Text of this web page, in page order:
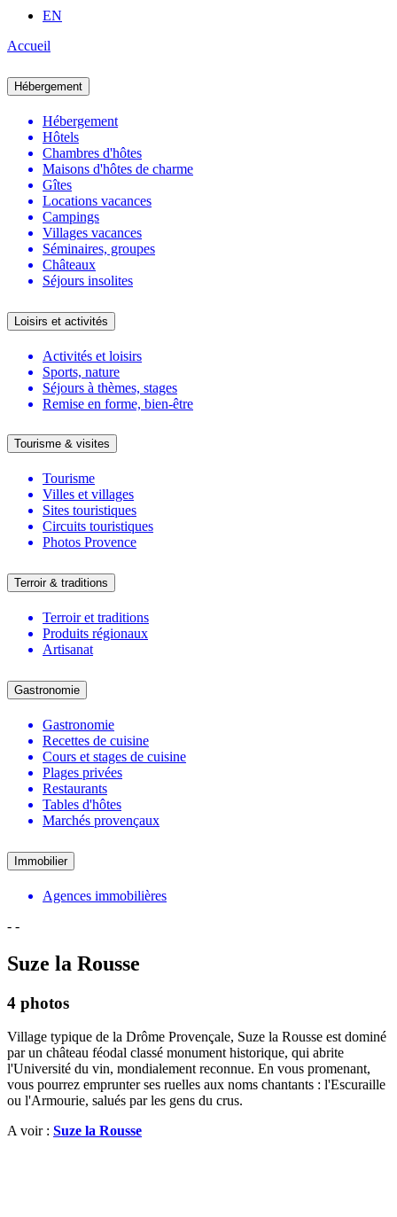
EN
Accueil
Hébergement
Hébergement
Hôtels
Chambres d'hôtes
Maisons d'hôtes de charme
Gîtes
Locations vacances
Campings
Villages vacances
Séminaires, groupes
Châteaux
Séjours insolites
Loisirs et activités
Activités et loisirs
Sports, nature
Séjours à thèmes, stages
Remise en forme, bien-être
Tourisme & visites
Tourisme
Villes et villages
Sites touristiques
Circuits touristiques
Photos Provence
Terroir & traditions
Terroir et traditions
Produits régionaux
Artisanat
Gastronomie
Gastronomie
Recettes de cuisine
Cours et stages de cuisine
Plages privées
Restaurants
Tables d'hôtes
Marchés provençaux
Immobilier
Agences immobilières
- -
Suze la Rousse
4 photos
Village typique de la Drôme Provençale, Suze la Rousse est dominé
par un château féodal classé monument historique, qui abrite
l'Université du vin, mondialement reconnue. En vous promenant,
vous pourrez emprunter ses ruelles aux noms chantants : l'Escuraille
ou l'Armourie, salués par les gens du crus.
A voir : Suze la Rousse